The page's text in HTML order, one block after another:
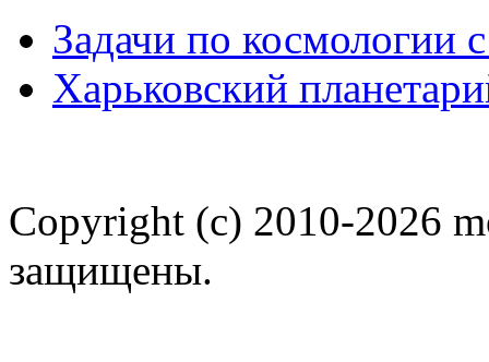
Задачи по космологии
Харьковский
Copyright (c) 2010-2026
защищены.